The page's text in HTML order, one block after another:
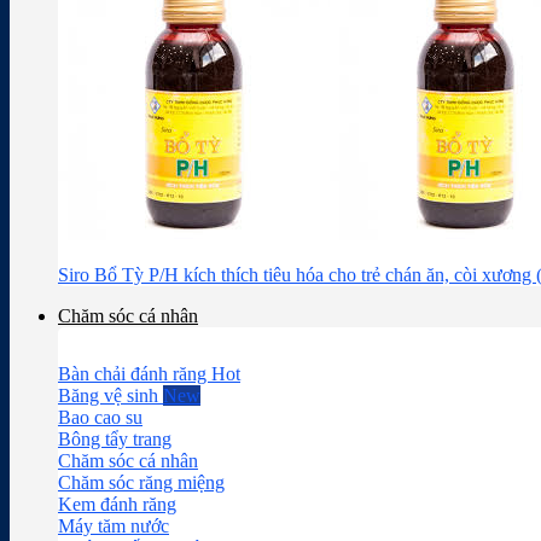
Siro Bổ Tỳ P/H kích thích tiêu hóa cho trẻ chán ăn, còi xương
Chăm sóc cá nhân
Bàn chải đánh răng
Băng vệ sinh
Bao cao su
Bông tẩy trang
Chăm sóc cá nhân
Chăm sóc răng miệng
Kem đánh răng
Máy tăm nước